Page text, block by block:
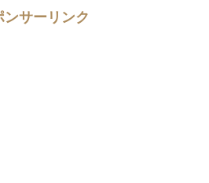
ンサーリンク